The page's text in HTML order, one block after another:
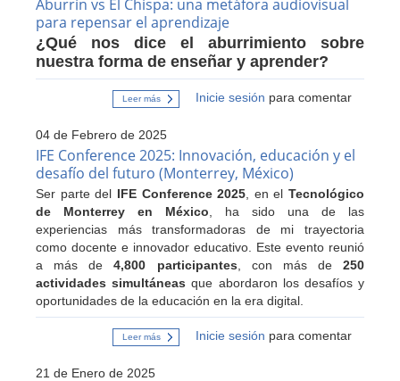
Aburrín vs El Chispa: una metáfora audiovisual
para repensar el aprendizaje
¿Qué nos dice el aburrimiento sobre
nuestra forma de enseñar y aprender?
Leer más sobre
Aburrín
El
Chispa:
una
metáfora
para
repensar
aprendizaje
Inicie sesión para comentar
04 de Febrero de 2025
IFE Conference 2025: Innovación, educación y el
desafío del futuro (Monterrey, México)
Ser parte del IFE Conference 2025 , en el Tecnológico
de Monterrey en México , ha sido una de las
experiencias más transformadoras de mi trayectoria
como docente e innovador educativo. Este evento reunió
a más de4,800 participantes , con más de 250
actividades simultáneas que abordaron los desafíos y
oportunidades de la educación en la era digital.
Leer más sobre
IFE
Inicie sesión para comentar
21 de Enero de 2025